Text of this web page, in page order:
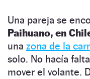
Una pareja se
Paihuano, en
una zona de la
solo. No hacía
mover el volante.